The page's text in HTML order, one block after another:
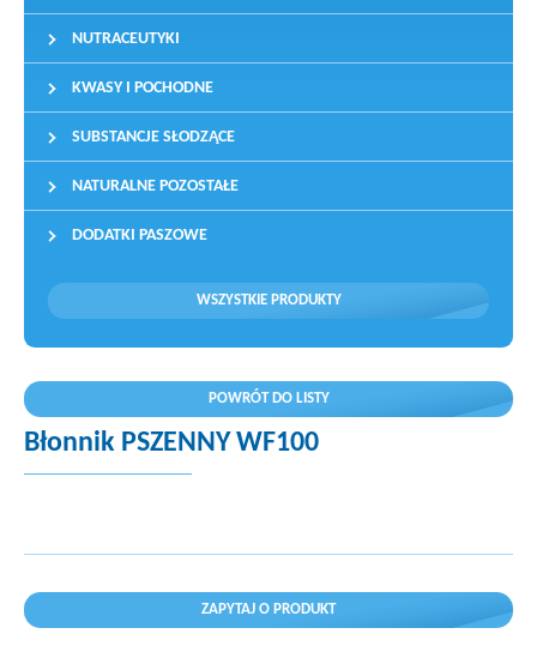
NUTRACEUTYKI
KWASY I POCHODNE
SUBSTANCJE SŁODZĄCE
NATURALNE POZOSTAŁE
DODATKI PASZOWE
WSZYSTKIE PRODUKTY
POWRÓT DO LISTY
Błonnik PSZENNY WF100
ZAPYTAJ O PRODUKT